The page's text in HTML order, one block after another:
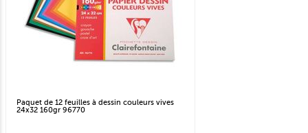
Paquet de 12 feuilles à dessin couleurs vives
24x32 160gr 96770